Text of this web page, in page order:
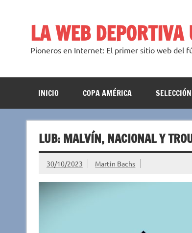
LA WEB DEPORTIVA
Pioneros en Internet: El primer sitio web del
INICIO COPA AMÉRICA SELECCIÓN
LUB: MALVÍN, NACIONAL Y
30/10/2023 Martin Bachs